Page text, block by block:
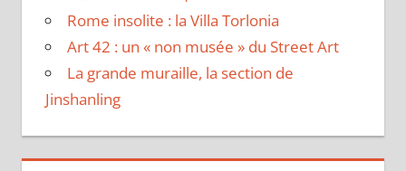
Rome insolite : la Villa Torlonia
Art 42 : un « non musée » du Street Art
La grande muraille, la section de
Jinshanling